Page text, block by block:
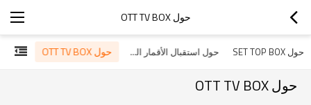
حول OTT TV BOX
حول SET TOP BOX حول استقبال الأقمار الصناعية الرقمية حول OTT TV BOX
حول OTT TV BOX